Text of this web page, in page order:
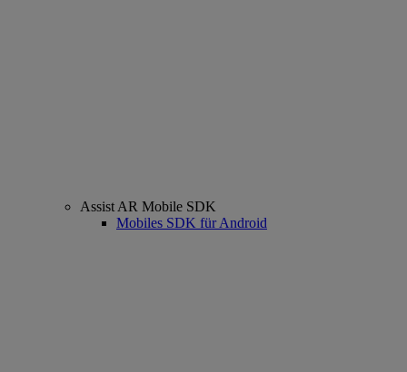
Assist AR Mobile SDK
Mobiles SDK für Android